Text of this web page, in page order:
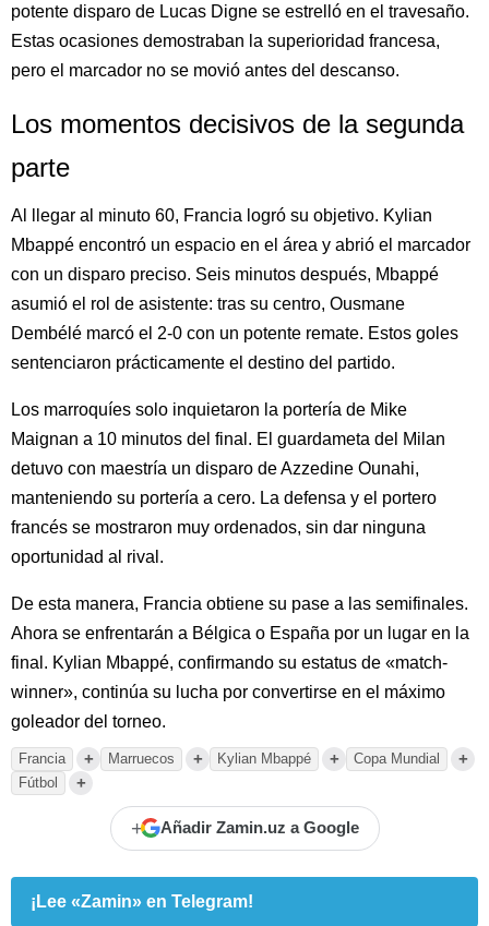
potente disparo de Lucas Digne se estrelló en el travesaño.
Estas ocasiones demostraban la superioridad francesa,
pero el marcador no se movió antes del descanso.
Los momentos decisivos de la segunda
parte
Al llegar al minuto 60, Francia logró su objetivo. Kylian
Mbappé encontró un espacio en el área y abrió el marcador
con un disparo preciso. Seis minutos después, Mbappé
asumió el rol de asistente: tras su centro, Ousmane
Dembélé marcó el 2-0 con un potente remate. Estos goles
sentenciaron prácticamente el destino del partido.
Los marroquíes solo inquietaron la portería de Mike
Maignan a 10 minutos del final. El guardameta del Milan
detuvo con maestría un disparo de Azzedine Ounahi,
manteniendo su portería a cero. La defensa y el portero
francés se mostraron muy ordenados, sin dar ninguna
oportunidad al rival.
De esta manera, Francia obtiene su pase a las semifinales.
Ahora se enfrentarán a Bélgica o España por un lugar en la
final. Kylian Mbappé, confirmando su estatus de «match-
winner», continúa su lucha por convertirse en el máximo
goleador del torneo.
Francia + Marruecos + Kylian Mbappé + Copa Mundial +
Fútbol +
+ Añadir Zamin.uz a Google
¡Lee «Zamin» en Telegram!